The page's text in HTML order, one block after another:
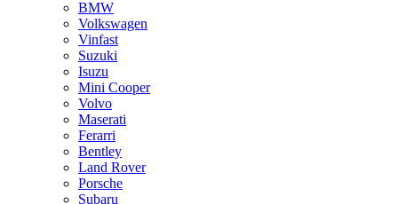
BMW
Volkswagen
Vinfast
Suzuki
Isuzu
Mini Cooper
Volvo
Maserati
Ferarri
Bentley
Land Rover
Porsche
Subaru